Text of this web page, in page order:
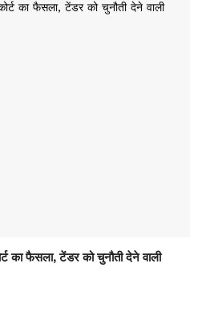
का फैसला, टेंडर को चुनौती देने वाली